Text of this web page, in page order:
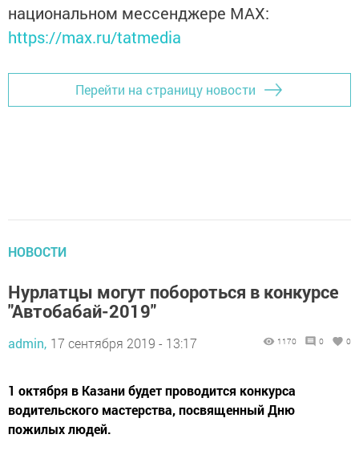
национальном мессенджере MАХ:
https://max.ru/tatmedia
Перейти на страницу новости
НОВОСТИ
Нурлатцы могут побороться в конкурсе
"Автобабай-2019"
admin, 17 сентября 2019 - 13:17 1170 0 0
1 октября в Казани будет проводится конкурса
водительского мастерства, посвященный Дню
пожилых людей.